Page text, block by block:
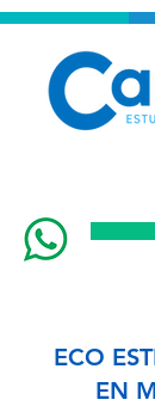
ECO
EN